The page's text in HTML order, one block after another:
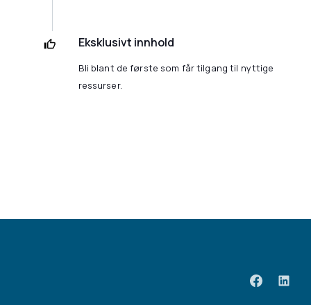
Eksklusivt innhold
Bli blant de første som får tilgang til nyttige
ressurser.